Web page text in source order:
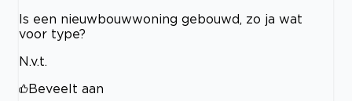
Is een nieuwbouwwoning gebouwd, zo ja wat
voor type?
N.v.t.
Beveelt aan